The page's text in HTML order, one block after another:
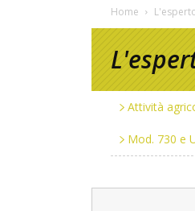
Home
Attività
Mod. 730 e